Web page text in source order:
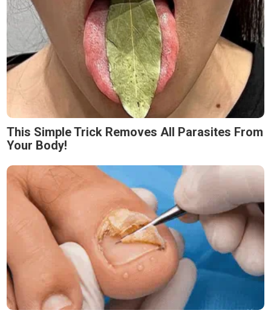
This Simple Trick Removes All Parasites From
Your Body!